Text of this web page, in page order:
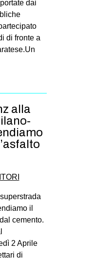
dai
di fronte a
alla
il
cemento.
2 Aprile
di